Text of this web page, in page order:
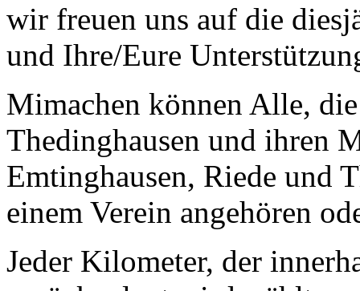
wir freuen uns auf die
und Ihre/Eure
Mimachen können Alle,
Thedinghausen und ihren
Emtinghausen, Riede und
einem Verein angehören
Jeder Kilometer, der